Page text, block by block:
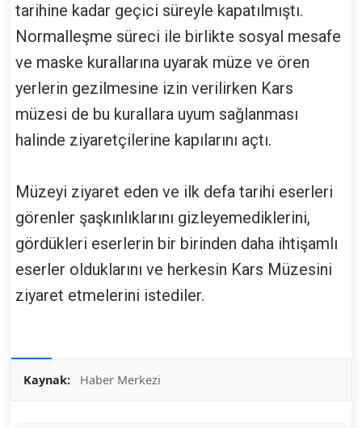
tarihine kadar geçici süreyle kapatılmıştı.
Normalleşme süreci ile birlikte sosyal mesafe
ve maske kurallarına uyarak müze ve ören
yerlerin gezilmesine izin verilirken Kars
müzesi de bu kurallara uyum sağlanması
halinde ziyaretçilerine kapılarını açtı.
Müzeyi ziyaret eden ve ilk defa tarihi eserleri
görenler şaşkınlıklarını gizleyemediklerini,
gördükleri eserlerin bir birinden daha ihtişamlı
eserler olduklarını ve herkesin Kars Müzesini
ziyaret etmelerini istediler.
Kaynak: Haber Merkezi